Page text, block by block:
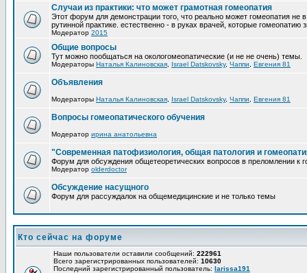
Случаи из практики: что может грамотная гомеопатия
Этот форум для демонстрации того, что реально может гомеопатия не
рутинной практике. естественно - в руках врачей, которые гомеопатию
Модератор 2015
Общие вопросы
Тут можно пообщаться на окологомеопатические (и не не очень) темы.
Модераторы Наталья Калиновская Israel Datskovsky, Чаппи Евгения 81
Объявления
Модераторы Наталья Калиновская Israel Datskovsky, Чаппи Евгения 81
Вопросы гомеопатического обучения
Модератор ирина анатольевна
"Современная патофизиология, общая патология и
Форум для обсуждения общетеоретических вопросов в преломлении к
Модератор olderdoctor
Обсуждение насущного
Форум для рассуждалок на общемедицинские и не только темы
Кто сейчас на форуме
Наши пользователи оставили сообщений: 222961
Всего зарегистрированных пользователей: 10630
Последний зарегистрированный пользователь: larissa191